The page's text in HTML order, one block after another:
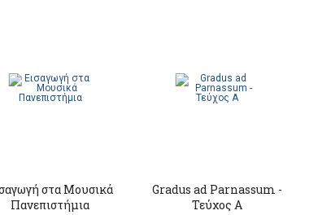
στα Μουσικά
Πανεπιστήμια
Gradus ad Parnassum -
Τεύχος Α